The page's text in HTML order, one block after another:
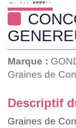
Marque :
Graines de
Descriptif
Graines de